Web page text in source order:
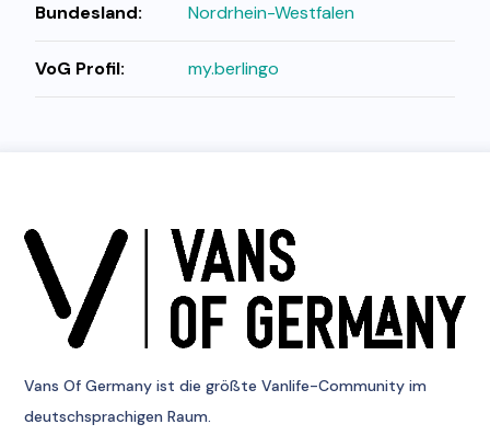
Bundesland: Nordrhein-Westfalen
VoG Profil: my.berlingo
Vans Of Germany ist die größte Vanlife-Community im
deutschsprachigen Raum.